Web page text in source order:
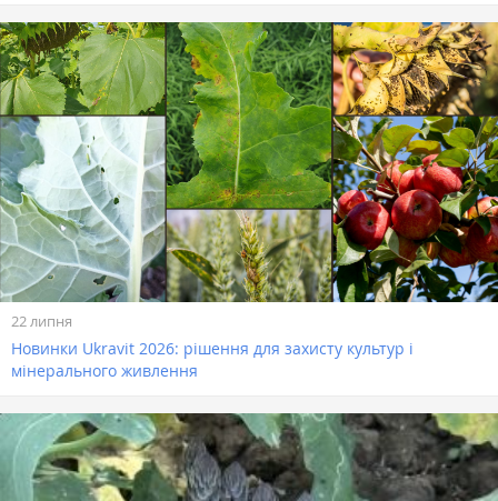
22 липня
Новинки Ukravit 2026: рішення для захисту культур і
мінерального живлення